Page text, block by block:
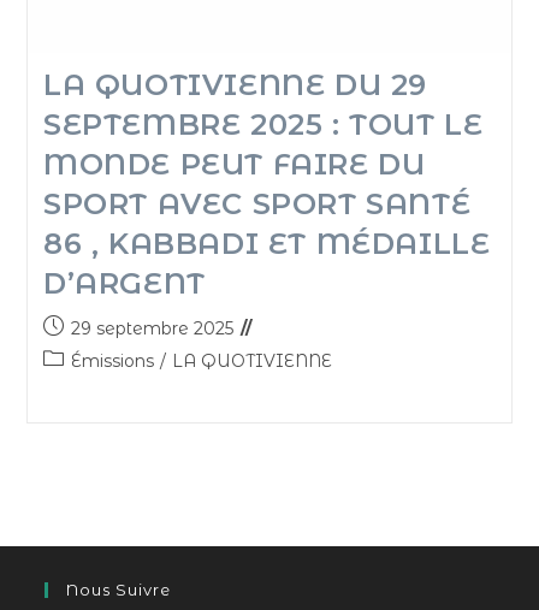
LA QUOTIVIENNE DU 29
SEPTEMBRE 2025 : TOUT LE
MONDE PEUT FAIRE DU
SPORT AVEC SPORT SANTÉ
86 , KABBADI ET MÉDAILLE
D’ARGENT
29 septembre 2025
Émissions / LA QUOTIVIENNE
Nous Suivre